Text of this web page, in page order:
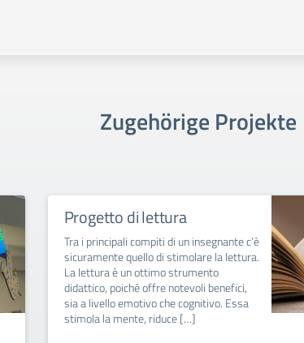
Zugehörige Projekte
Progetto di lettura
Tra i principali compiti di un insegnante c’è
sicuramente quello di stimolare la lettura.
La lettura è un ottimo strumento
didattico, poiché offre notevoli benefici,
sia a livello emotivo che cognitivo. Essa
stimola la mente, riduce […]